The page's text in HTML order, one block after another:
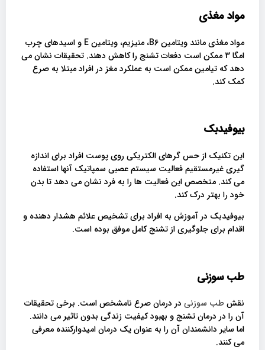
مواد مغذی
مواد مغذی مانند ویتامین B6، منیزیم، ویتامین E و اسیدهای چرب
امگا 3 ممکن است دفعات تشنج را کاهش دهند. تحقیقات نشان می
دهد که تیامین ممکن است به عملکرد مغز در افراد مبتلا به صرع
کمک کند.
بیوفیدبک
این تکنیک از حس گرهای الکتریکی روی پوست افراد برای اندازه
گیری غیرمستقیم فعالیت سیستم عصبی سمپاتیک آنها استفاده
می کند. متخصص این فعالیت ها را به فرد نشان می دهد تا بدن
خود را بهتر درک کند.
بیوفیدبک در آموزش به افراد برای تشخیص علائم هشدار دهنده و
اقدام برای جلوگیری از تشنج کامل موفق بوده است.
طب سوزنی
نقش طب سوزنی در درمان صرع نامشخص است. برخی تحقیقات
آن را در درمان تشنج و بهبود کیفیت زندگی بدون تاثیر می دانند.
اما سایر دانشمندان آن را به عنوان یک درمان امیدوارکننده معرفی
می کنند.